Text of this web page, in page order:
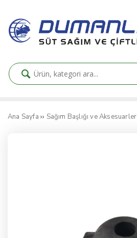
Ana Sayfa ›› Sağım Başlığı ve Aksesuarler